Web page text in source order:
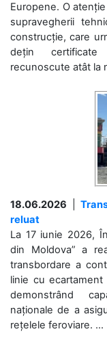
Europene. O
supravegherii
construcție, care
dețin certificate
recunoscute atât la
18.06.2026
reluat
La 17 iunie 2026,
din Moldova” a
transbordare a
linie cu
demonstrând
naționale de a
rețelele feroviare. ...